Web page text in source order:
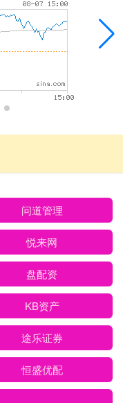
问道管理
悦来网
盘配资
KB资产
途乐证券
恒盛优配